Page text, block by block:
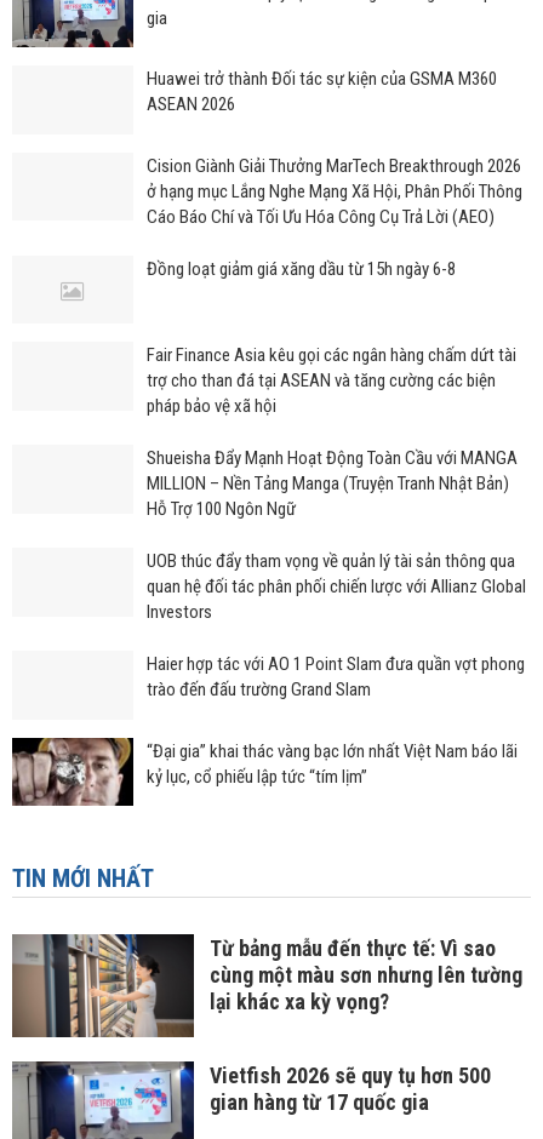
gia
Huawei trở thành Đối tác sự kiện của GSMA M360
ASEAN 2026
Cision Giành Giải Thưởng MarTech Breakthrough 2026
ở hạng mục Lắng Nghe Mạng Xã Hội, Phân Phối Thông
Cáo Báo Chí và Tối Ưu Hóa Công Cụ Trả Lời (AEO)
Đồng loạt giảm giá xăng dầu từ 15h ngày 6-8
Fair Finance Asia kêu gọi các ngân hàng chấm dứt tài
trợ cho than đá tại ASEAN và tăng cường các biện
pháp bảo vệ xã hội
Shueisha Đẩy Mạnh Hoạt Động Toàn Cầu với MANGA
MILLION – Nền Tảng Manga (Truyện Tranh Nhật Bản)
Hỗ Trợ 100 Ngôn Ngữ
UOB thúc đẩy tham vọng về quản lý tài sản thông qua
quan hệ đối tác phân phối chiến lược với Allianz Global
Investors
Haier hợp tác với AO 1 Point Slam đưa quần vợt phong
trào đến đấu trường Grand Slam
“Đại gia” khai thác vàng bạc lớn nhất Việt Nam báo lãi
kỷ lục, cổ phiếu lập tức “tím lịm”
TIN MỚI NHẤT
Từ bảng mẫu đến thực tế: Vì sao
cùng một màu sơn nhưng lên tường
lại khác xa kỳ vọng?
Vietfish 2026 sẽ quy tụ hơn 500
gian hàng từ 17 quốc gia